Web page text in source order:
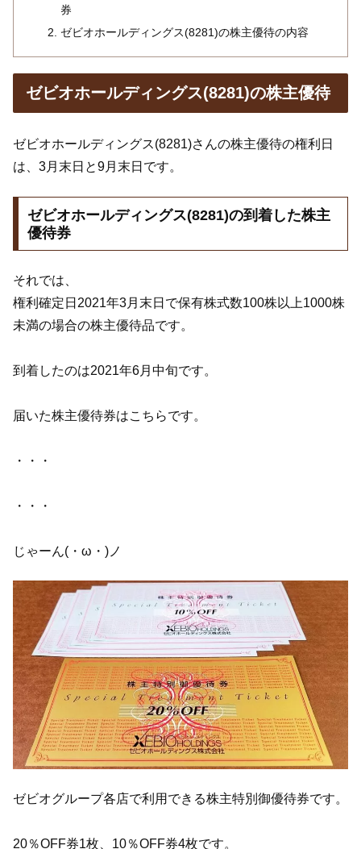
券
ゼビオホールディングス(8281)の株主優待の内容
ゼビオホールディングス(8281)の株主優待
ゼビオホールディングス(8281)さんの株主優待の権利日
は、3月末日と9月末日です。
ゼビオホールディングス(8281)の到着した株主
優待券
それでは、
権利確定日2021年3月末日で保有株式数100株以上1000株
未満の場合の株主優待品です。
到着したのは2021年6月中旬です。
届いた株主優待券はこちらです。
・・・
・・・
じゃーん(・ω・)ノ
ゼビオグループ各店で利用できる株主特別御優待券です。
20％OFF券1枚、10％OFF券4枚です。